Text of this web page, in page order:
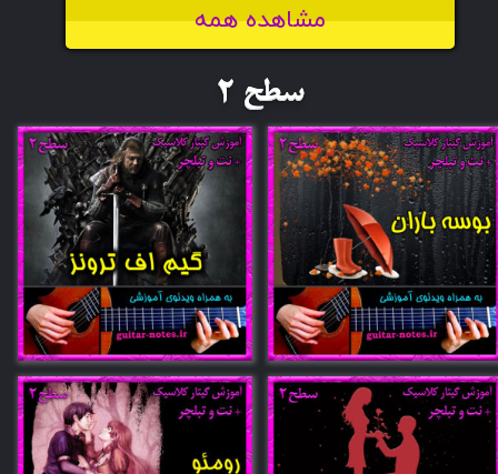
مشاهده همه
​سطح 2